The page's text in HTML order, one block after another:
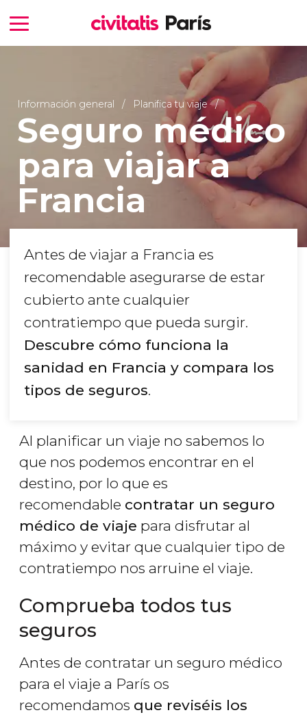
Información general Planifica tu viaje
Seguro médico
para viajar a
Francia
Antes de viajar a Francia es
recomendable asegurarse de estar
cubierto ante cualquier
contratiempo que pueda surgir.
Descubre cómo funciona la
sanidad en Francia y compara los
tipos de seguros.
Al planificar un viaje no sabemos lo
que nos podemos encontrar en el
destino, por lo que es
recomendable contratar un seguro
médico de viaje para disfrutar al
máximo y evitar que cualquier tipo de
contratiempo nos arruine el viaje.
Comprueba todos tus
seguros
Antes de contratar un seguro médico
para el viaje a París os
recomendamos que reviséis los